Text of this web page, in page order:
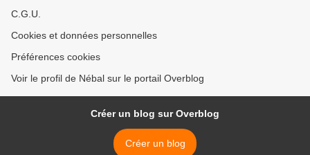
C.G.U.
Cookies et données personnelles
Préférences cookies
Voir le profil de Nébal sur le portail Overblog
Créer un blog sur Overblog
Créer un blog